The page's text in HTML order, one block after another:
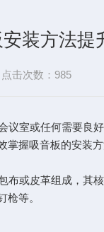
装方法提
点击次数：985
室或任何需要良好
握吸音板的安装方
皮革组成，其核
枪等。